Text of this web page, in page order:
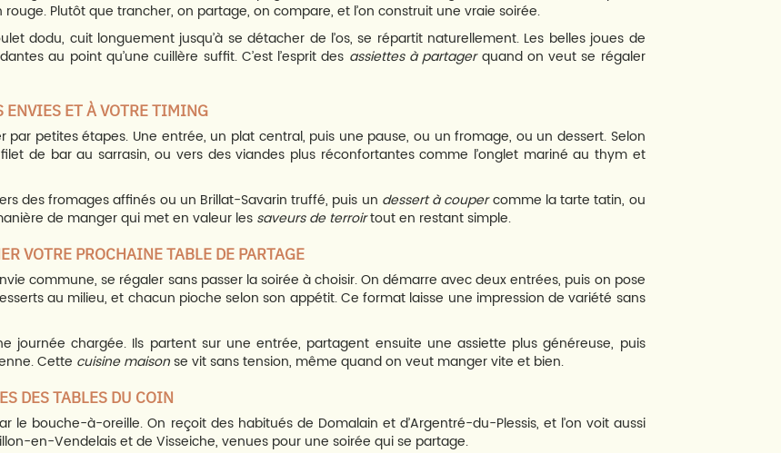
Plutôt que trancher, on partage, on compare, et l’on construit une vraie soirée.
dodu, cuit longuement jusqu’à se détacher de l’os, se répartit naturellement. Les belles joues de
au point qu’une cuillère suffit. C’est l’esprit des assiettes à partagerquand on veut se régaler
ENVIES ET À VOTRE TIMING
par petites étapes. Une entrée, un plat central, puis une pause, ou un fromage, ou un dessert. Selon
de bar au sarrasin, ou vers des viandes plus réconfortantes comme l’onglet mariné au thym et
des fromages affinés ou un Brillat-Savarin truffé, puis un dessert à coupercomme la tarte tatin, ou
de manger qui met en valeur les saveurs de terroirtout en restant simple.
VOTRE PROCHAINE TABLE DE PARTAGE
commune, se régaler sans passer la soirée à choisir. On démarre avec deux entrées, puis on pose
au milieu, et chacun pioche selon son appétit. Ce format laisse une impression de variété sans
journée chargée. Ils partent sur une entrée, partagent ensuite une assiette plus généreuse, puis
Cette cuisine maisonse vit sans tension, même quand on veut manger vite et bien.
DES TABLES DU COIN
le bouche-à-oreille. On reçoit des habitués de Domalain et d’Argentré-du-Plessis, et l’on voit aussi
en-Vendelais et de Visseiche, venues pour une soirée qui se partage.